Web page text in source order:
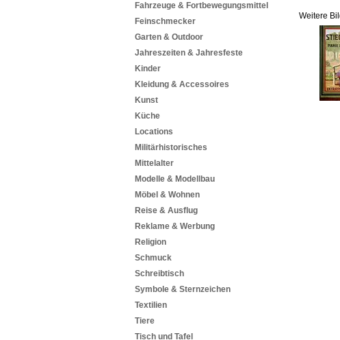
Fahrzeuge & Fortbewegungsmittel
Feinschmecker
Garten & Outdoor
Jahreszeiten & Jahresfeste
Kinder
Kleidung & Accessoires
Kunst
Küche
Locations
Militärhistorisches
Mittelalter
Modelle & Modellbau
Möbel & Wohnen
Reise & Ausflug
Reklame & Werbung
Religion
Schmuck
Schreibtisch
Symbole & Sternzeichen
Textilien
Tiere
Tisch und Tafel
Weitere